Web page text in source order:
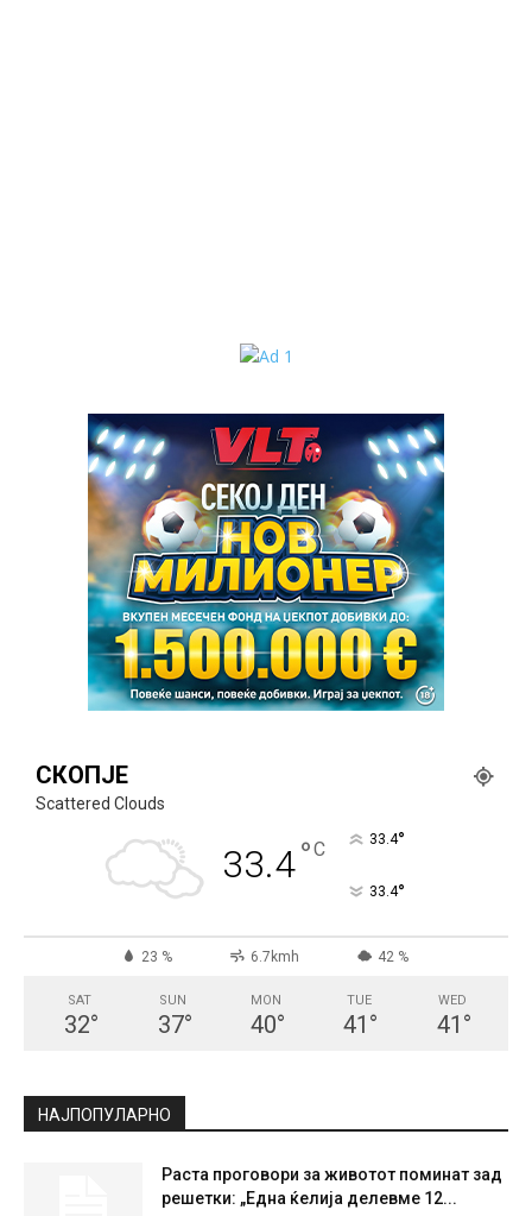
СКОПЈЕ
Scattered Clouds
33.4°C 33.4°
33.4°
23 % 6.7kmh 42 %
SAT
32°
SUN
37°
MON
40°
TUE
41 °
WED
41 °
НАЈПОПУЛАРНО
Раста проговори за животот поминат зад
решетки: „Една ќелија делевме 12...